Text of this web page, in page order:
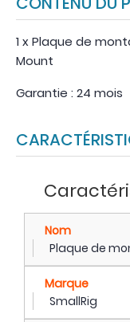
1 x Plaque de
Mount
Garantie : 24 mois
Nom
Plaque de
Marque
SmallRig